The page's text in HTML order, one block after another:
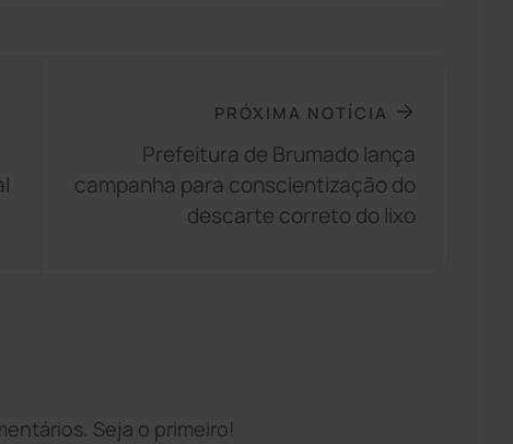
PRÓXIMA NOTÍCIA
Prefeitura de Brumado lança
campanha para conscientização do
descarte correto do lixo
Seja o primeiro!